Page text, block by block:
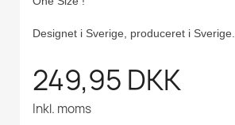
Designet i Sverige, produceret i Sverige.
249,95 DKK
Inkl. moms